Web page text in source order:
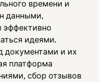
времени и
данными,
эффективно
идеями.
документами и их
платформа
сбор отзывов